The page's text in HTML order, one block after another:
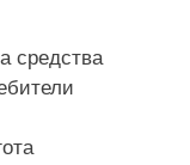
средства